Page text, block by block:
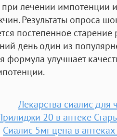
лечении импотенции
Результаты опроса
постепенное
день один из
формула улучшает
Лекарства сиалис для
20 в аптеке
Сиалис 5мг цена в